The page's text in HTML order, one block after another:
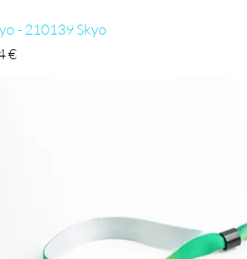
Visualização rápida
- 210139 Skyo
€